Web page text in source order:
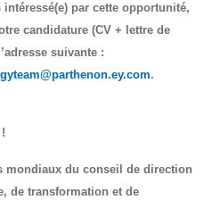
par cette opportunité,
candidature (CV + lettre de
suivante :
.
mondiaux du conseil de direction
de transformation et de